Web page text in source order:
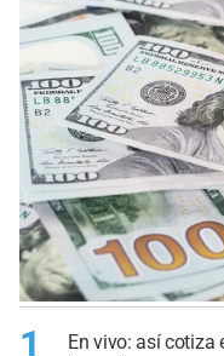
1
En vivo: así cotiza